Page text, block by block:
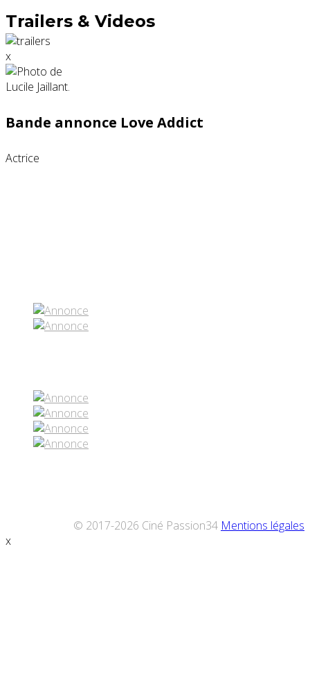
Trailers & Videos
x
Bande annonce Love Addict
Actrice
© 2017-2026 Ciné Passion34 Mentions légales
x